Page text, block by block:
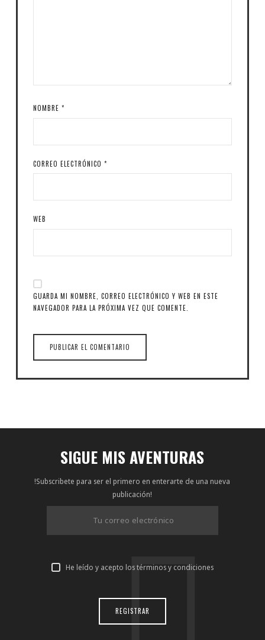
NOMBRE *
CORREO ELECTRÓNICO *
WEB
GUARDA MI NOMBRE, CORREO ELECTRÓNICO Y WEB EN ESTE
NAVEGADOR PARA LA PRÓXIMA VEZ QUE COMENTE.
SIGUE MIS AVENTURAS
!Subscribete para ser el primero en enterarte de una nueva
publicación!
He leído y acepto los términos y condiciones